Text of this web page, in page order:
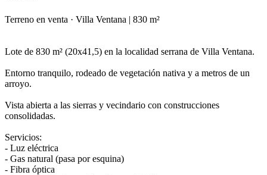
Terreno en venta · Villa Ventana | 830 m²
Lote de 830 m² (20x41,5) en la localidad serrana de Villa Ventana.
Entorno tranquilo, rodeado de vegetación nativa y a metros de un
arroyo.
Vista abierta a las sierras y vecindario con construcciones
consolidadas.
Servicios:
- Luz eléctrica
- Gas natural (pasa por esquina)
- Fibra óptica